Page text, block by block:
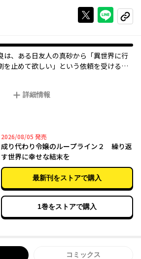
Xで投稿する
ライン
コピー
は、ある日友人の真砂から「異世界に行
を止めて欲しい」という依頼を受ける。
”妖精契約”の失敗により世界が破滅する
詳細情報
2026/08/05 2026年08月05日
発売
成り代わり令嬢のループライン２ 繰り返
す世界に幸せな結末を
最新刊をストアで購入
1巻をストアで購入
コミックス